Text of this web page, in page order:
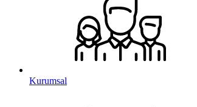
Kurumsal